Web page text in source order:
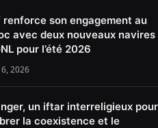
renforce son engagement au
avec deux nouveaux navires
pour l’été 2026
2026
un iftar interreligieux pour
la coexistence et le